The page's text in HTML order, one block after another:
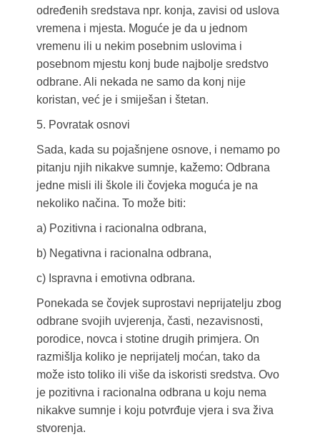
određenih sredstava npr. konja, zavisi od uslova
vremena i mjesta. Moguće je da u jednom
vremenu ili u nekim posebnim uslovima i
posebnom mjestu konj bude najbolje sredstvo
odbrane. Ali nekada ne samo da konj nije
koristan, već je i smiješan i štetan.
5. Povratak osnovi
Sada, kada su pojašnjene osnove, i nemamo po
pitanju njih nikakve sumnje, kažemo: Odbrana
jedne misli ili škole ili čovjeka moguća je na
nekoliko načina. To može biti:
a) Pozitivna i racionalna odbrana,
b) Negativna i racionalna odbrana,
c) Ispravna i emotivna odbrana.
Ponekada se čovjek suprostavi neprijatelju zbog
odbrane svojih uvjerenja, časti, nezavisnosti,
porodice, novca i stotine drugih primjera. On
razmišlja koliko je neprijatelj moćan, tako da
može isto toliko ili više da iskoristi sredstva. Ovo
je pozitivna i racionalna odbrana u koju nema
nikakve sumnje i koju potvrđuje vjera i sva živa
stvorenja.